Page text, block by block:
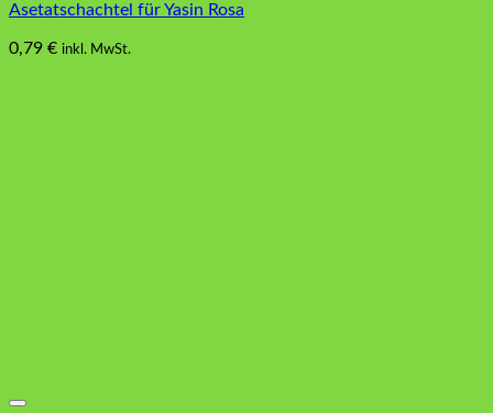
Asetatschachtel für Yasin Rosa
0,79 € inkl. MwSt.